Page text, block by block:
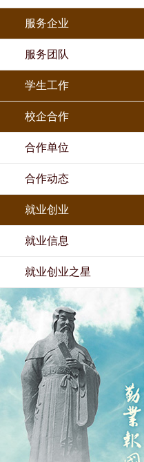
服务企业
服务团队
学生工作
校企合作
合作单位
合作动态
就业创业
就业信息
就业创业之星